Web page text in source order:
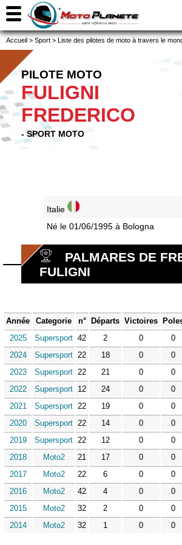
Accueil > Sport > Liste des pilotes de moto à travers le
PILOTE MOTO
FULIGNI
FREDERICO
- SPORT MOTO
Italie
Né le 01/06/1995 à Bologna
PALMARES DE
FULIGNI
Année Categorie n° Départs Victoires
2025
Supersport 42 2 0 0
2024
Supersport 22 18 0 0
2023
Supersport 22 21 0 0
2022
Supersport 12 24 0 0
2021
Supersport 22 19 0 0
2020
Supersport 22 14 0 0
2019
Supersport 22 12 0 0
2018
Moto2 21 17 0 0
2017
Moto2 22 6 0 0
2016
Moto2 42 4 0 0
2015
Moto2 32 2 0 0
2014
Moto2 32 1 0 0